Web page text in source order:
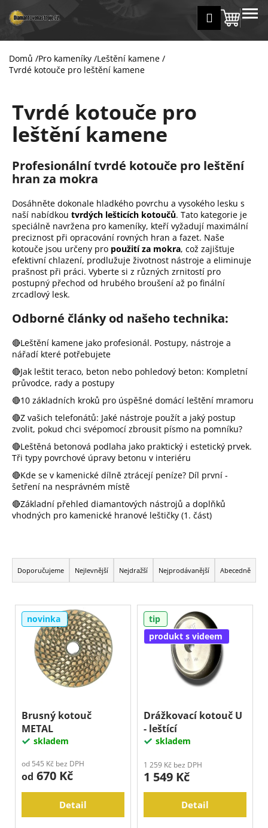
na
obsah
Přihlášení
košík
MENU
Domů /Pro kameníky /Leštění kamene /
Tvrdé kotouče pro leštění kamene
Tvrdé kotouče pro
leštění kamene
Profesionální tvrdé kotouče pro leštění
hran za mokra
Dosáhněte dokonale hladkého povrchu a vysokého lesku s
naší nabídkou tvrdých lešticích kotoučů. Tato kategorie je
speciálně navržena pro kameníky, kteří vyžadují maximální
preciznost při opracování rovných hran a fazet. Naše
kotouče jsou určeny pro použití za mokra, což zajišťuje
efektivní chlazení, prodlužuje životnost nástroje a eliminuje
prašnost při práci. Vyberte si z různých zrnitostí pro
postupný přechod od hrubého broušení až po finální
zrcadlový lesk.
Odborné články od našeho technika:
🔴Leštění kamene jako profesionál. Postupy, nástroje a
nářadí které potřebujete
🔴Jak leštit teraco, beton nebo pohledový beton: Kompletní
průvodce, rady a postupy
🔴10 základních kroků pro úspěšné domácí leštění mramoru
🔴Z vašich telefonátů: Jaké nástroje použít a jaký postup
zvolit, pokud chci svépomocí zbrousit písmo na pomníku?
🔴Leštěná betonová podlaha jako praktický i estetický prvek.
Tři typy povrchové úpravy betonu v interiéru
🔴Kde se v kamenické dílně ztrácejí peníze? Díl první -
šetření na nesprávném místě
🔴Základní přehled diamantových nástrojů a doplňků
vhodných pro kamenické hranové leštičky (1. část)
Ř
a
z
e
Doporučujeme Nejlevnější Nejdražší Nejprodávanější Abecedně
V
novinka
Brusný kotouč
METAL
skladem
od 545 Kč bez DPH
od 670 Kč
Detail
tip
produkt s videem
Drážkovací kotouč U
- leštící
skladem
1 259 Kč bez DPH
1 549 Kč
Detail
š
Zpět
Zpět
C
o
t
ř
e
b
u
j
e
t
e
n
a
j
í
?
Hledat
D
o
p
o
r
u
č
e
m
e